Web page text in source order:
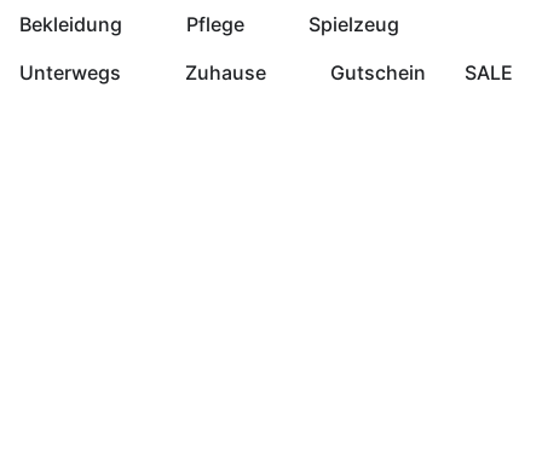
Bekleidung
Pflege
Spielzeug
Unterwegs
Zuhause Gutschein SALE